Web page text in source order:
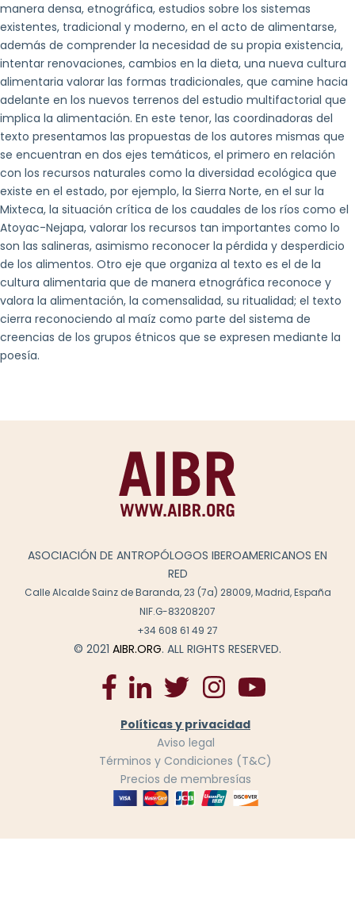
manera densa, etnográfica, estudios sobre los sistemas
existentes, tradicional y moderno, en el acto de alimentarse,
además de comprender la necesidad de su propia existencia,
intentar renovaciones, cambios en la dieta, una nueva cultura
alimentaria valorar las formas tradicionales, que camine hacia
adelante en los nuevos terrenos del estudio multifactorial que
implica la alimentación. En este tenor, las coordinadoras del
texto presentamos las propuestas de los autores mismas que
se encuentran en dos ejes temáticos, el primero en relación
con los recursos naturales como la diversidad ecológica que
existe en el estado, por ejemplo, la Sierra Norte, en el sur la
Mixteca, la situación crítica de los caudales de los ríos como el
Atoyac-Nejapa, valorar los recursos tan importantes como lo
son las salineras, asimismo reconocer la pérdida y desperdicio
de los alimentos. Otro eje que organiza al texto es el de la
cultura alimentaria que de manera etnográfica reconoce y
valora la alimentación, la comensalidad, su ritualidad; el texto
cierra reconociendo al maíz como parte del sistema de
creencias de los grupos étnicos que se expresen mediante la
poesía.
ASOCIACIÓN DE ANTROPÓLOGOS IBEROAMERICANOS EN
RED
Calle Alcalde Sainz de Baranda, 23 (7a) 28009, Madrid, España
NIF.G-83208207
+34 608 61 49 27
© 2021 AIBR.ORG. ALL RIGHTS RESERVED.
Políticas y privacidad
Aviso legal
Términos y Condiciones (T&C)
Precios de membresías